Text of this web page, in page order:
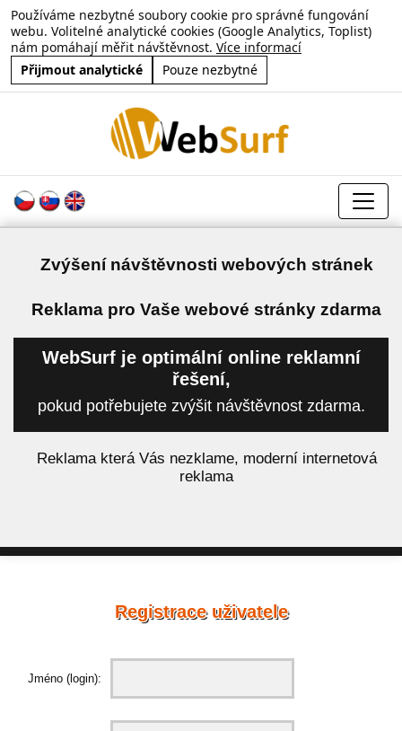
Používáme nezbytné soubory cookie pro správné fungování
webu. Volitelné analytické cookies (Google Analytics, Toplist)
nám pomáhají měřit návštěvnost. Více informací
Přijmout analytické
Pouze nezbytné
Zvýšení návštěvnosti webových stránek
Reklama pro Vaše webové stránky zdarma
WebSurf je optimální online reklamní
řešení,
pokud potřebujete zvýšit návštěvnost zdarma.
Reklama která Vás nezklame, moderní internetová
reklama
Registrace uživatele
Jméno (login):